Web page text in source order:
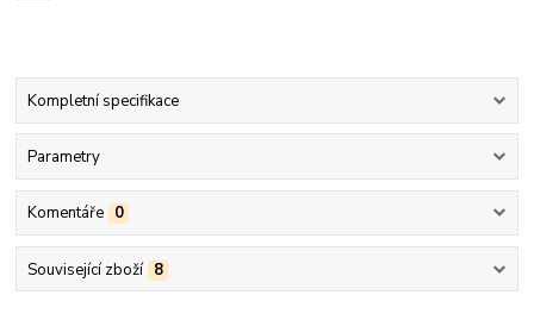
Kompletní specifikace
Parametry
Komentáře 0
Související zboží 8